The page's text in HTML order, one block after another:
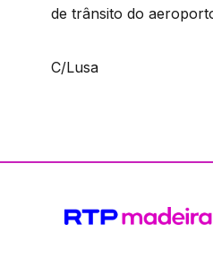
de trânsito do
C/Lusa